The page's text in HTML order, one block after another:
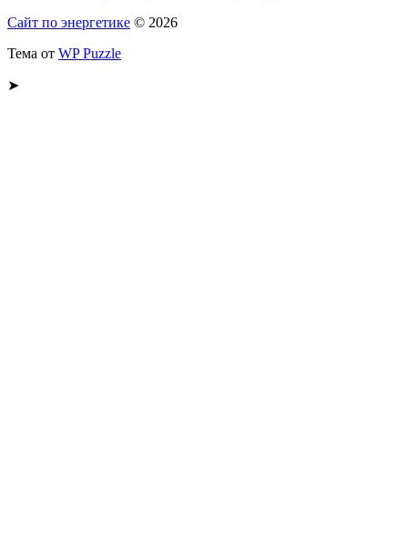
Сайт по энергетике © 2026
Тема от WP Puzzle
➤